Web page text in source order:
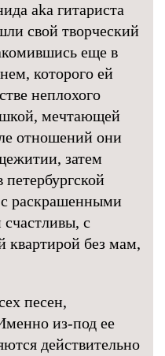
aka гитариста
свой творческий
еще в
которого ей
неплохого
мечтающей
отношений они
затем
раскрашенными
с
квартирой без мам,
песен,
из-под ее
действительно